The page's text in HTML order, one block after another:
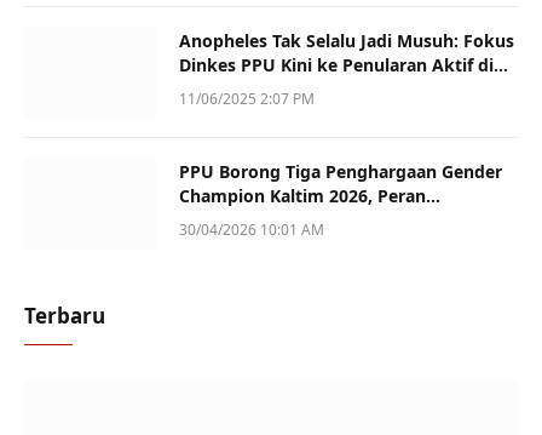
Anopheles Tak Selalu Jadi Musuh: Fokus
Dinkes PPU Kini ke Penularan Aktif di
Sotek
11/06/2025 2:07 PM
PPU Borong Tiga Penghargaan Gender
Champion Kaltim 2026, Peran
Perempuan Jadi Sorotan
30/04/2026 10:01 AM
Terbaru